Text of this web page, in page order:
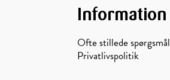
Information
Ofte stillede spørgsmål
Privatlivspolitik